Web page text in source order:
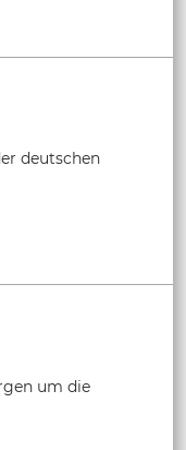
deutschen
um die